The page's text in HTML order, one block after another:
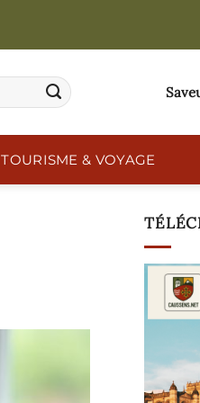
TOURISME & VOYAGE